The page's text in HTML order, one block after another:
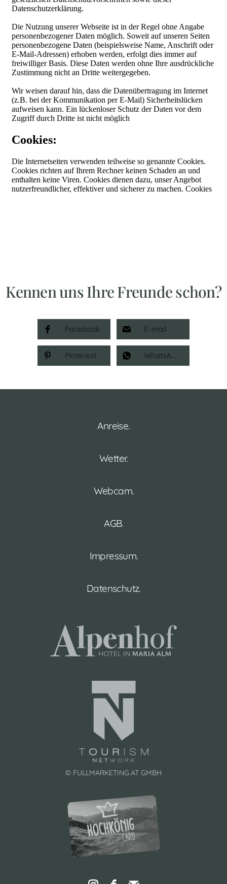
Kennen uns Ihre Freunde schon?
Facebook E-mail
Pinterest WhatsApp
Anreise.
Wetter.
Webcam.
AGB.
Impressum.
Datenschutz.
© FULLMARKETING.AT GMBH